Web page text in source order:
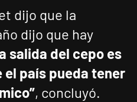
dijo que la
dijo que hay
salida del cepo es
el país pueda tener
, concluyó.